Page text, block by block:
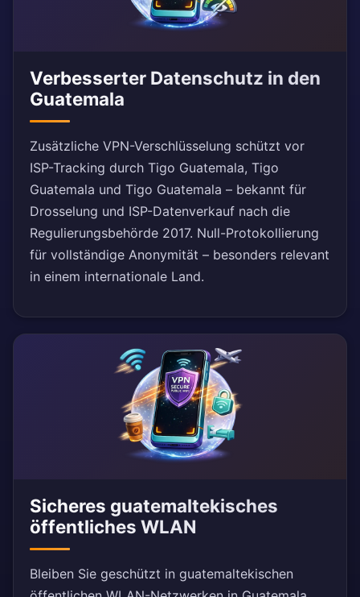
Verbesserter Datenschutz in den
Guatemala
Zusätzliche VPN-Verschlüsselung schützt vor
ISP-Tracking durch Tigo Guatemala, Tigo
Guatemala und Tigo Guatemala – bekannt für
Drosselung und ISP-Datenverkauf nach die
Regulierungsbehörde 2017. Null-Protokollierung
für vollständige Anonymität – besonders relevant
in einem internationale Land.
Sicheres guatemaltekisches
öffentliches WLAN
Bleiben Sie geschützt in guatemaltekischen